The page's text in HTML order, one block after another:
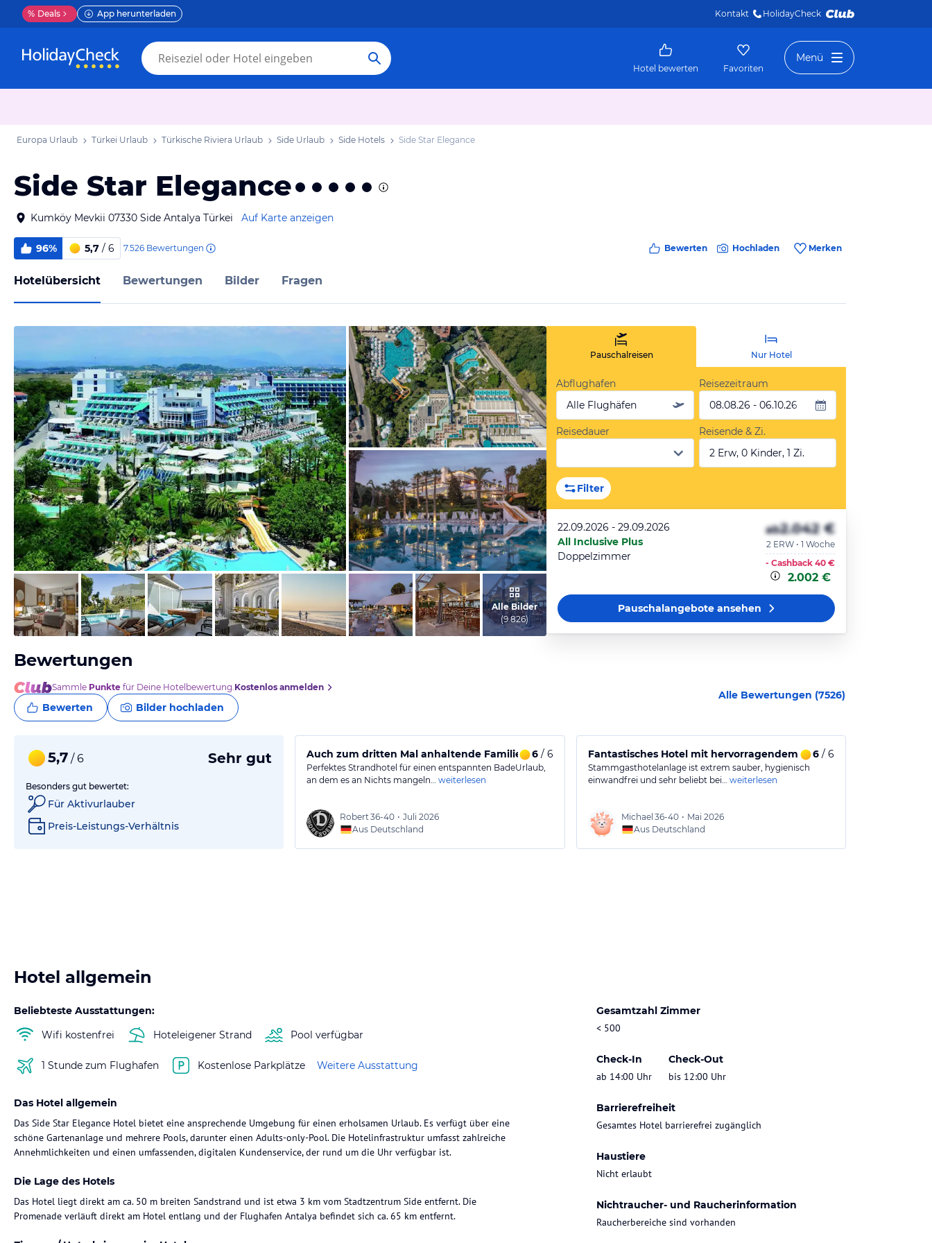
% Deals App herunterladen Kontakt HolidayCheck
Hotel bewerten Favoriten
Menü
Europa Urlaub Türkei Urlaub Türkische Riviera Urlaub Side Urlaub Side Hotels Side Star Elegance
Side Star Elegance
Kumköy Mevkii 07330 Side Antalya Türkei Auf Karte anzeigen
96% 5,7 / 6 7.526 Bewertungen Bewerten Hochladen Merken
Hotelübersicht Bewertungen Bilder Fragen
vom Hotelier, Januar 2026
vom Hotelier, Januar 2026
vom Hotelier, Januar 2026
Alle Bilder
(9.826)
Pauschalreisen Nur Hotel
Abflughafen
Alle Flughäfen
Reisezeitraum
08.08.26 - 06.10.26
Reisedauer
Reisende & Zi.
2 Erw, 0 Kinder, 1 Zi.
Filter
22.09.2026 - 29.09.2026
All Inclusive Plus
Doppelzimmer
ab2.042 €
2 ERW • 1 Woche
- Cashback 40 €
2.002 €
Pauschalangeboteansehen
Bewertungen
Sammle Punkte für Deine Hotelbewertung.Kostenlos anmelden
Bewerten Bilder hochladen
Alle Bewertungen (7526)
5,7 / 6 Sehr gut
Besonders gut bewertet:
Für Aktivurlauber
Preis-Leistungs-Verhältnis
Auch zum dritten Mal anhaltende Familienfreude mit Tränen zum Abschied
6/ 6
Perfektes Strandhotel für einen entspannten BadeUrlaub,
an dem es an Nichts mangeln… weiterlesen
Robert36-40 • Juli 2026
Aus Deutschland
Fantastisches Hotel mit hervorragendem Service und sauberem
6/ 6
Stammgasthotelanlage ist extrem sauber, hygienisch
einwandfrei und sehr beliebt bei… weiterlesen
Michael 36-40 • Mai 2026
Aus Deutschland
Hotel allgemein
Beliebteste Ausstattungen:
Wifi kostenfrei
Hoteleigener Strand Pool verfügbar
1 Stunde zum Flughafen Kostenlose Parkplätze Weitere Ausstattung
Gesamtzahl Zimmer
< 500
Check-In
ab 14:00 Uhr
Check-Out
bis 12:00 Uhr
Barrierefreiheit
Gesamtes Hotel barrierefrei zugänglich
Haustiere
Nicht erlaubt
Nichtraucher- und Raucherinformation
Raucherbereiche sind vorhanden
Das Hotel allgemein
Das Side Star Elegance Hotel bietet eine ansprechende Umgebung für einen erholsamen Urlaub. Es verfügt über eine
schöne Gartenanlage und mehrere Pools, darunter einen Adults-only-Pool. Die Hotelinfrastruktur umfasst zahlreiche
Annehmlichkeiten und einen umfassenden, digitalen Kundenservice, der rund um die Uhr verfügbar ist.
Die Lage des Hotels
Das Hotel liegt direkt am ca. 50 m breiten Sandstrand und ist etwa 3 km vom Stadtzentrum Side entfernt. Die
Promenade verläuft direkt am Hotel entlang und der Flughafen Antalya befindet sich ca. 65 km entfernt.